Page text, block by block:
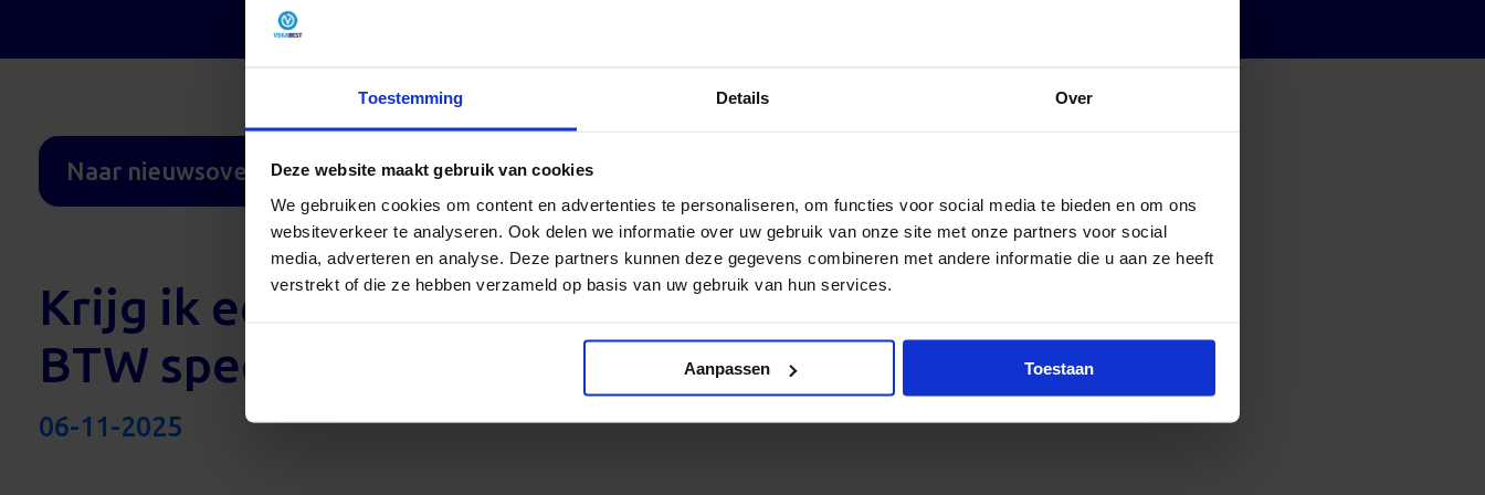
Toestemming Details Over
Deze website maakt gebruik van cookies
We gebruiken cookies om content en advertenties te personaliseren, om functies voor social media te bieden en om ons
websiteverkeer te analyseren. Ook delen we informatie over uw gebruik van onze site met onze partners voor social
media, adverteren en analyse. Deze partners kunnen deze gegevens combineren met andere informatie die u aan ze heeft
verstrekt of die ze hebben verzameld op basis van uw gebruik van hun services.
Aanpassen Toestaan
Naar nieuwsoverzicht
Krijg ik een factuur met
BTW specificatie?
06-11-2025